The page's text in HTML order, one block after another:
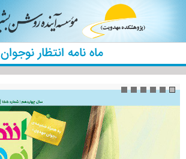
ماه نامه انتظار نوجوان